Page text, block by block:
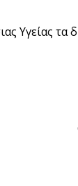
Υγείας τα